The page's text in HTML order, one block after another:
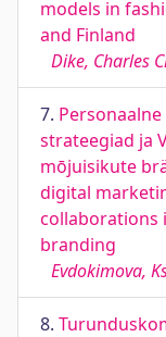
models in
and Finland
Dike, Charles
7.
strateegiad ja
mōjuisikute
digital
collaborations
branding
Evdokimova,
8.